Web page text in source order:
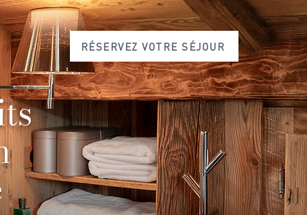
RÉSERVEZ VOTRE SÉJOUR